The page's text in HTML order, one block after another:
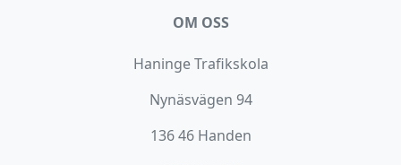
OM OSS
Haninge Trafikskola
Nynäsvägen 94
136 46 Handen